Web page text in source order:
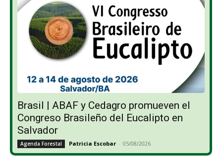
Brasil | ABAF y Cedagro promueven el
Congreso Brasileño del Eucalipto en
Salvador
Agenda Forestal Patricia Escobar - 05/08/2026